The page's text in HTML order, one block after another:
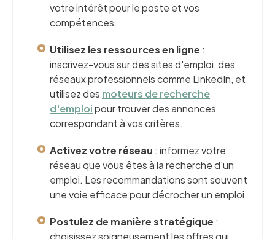
votre intérêt pour le poste et vos
compétences.
Utilisez les ressources en ligne :
inscrivez-vous sur des sites d'emploi, des
réseaux professionnels comme LinkedIn, et
utilisez des moteurs de recherche
d'emploipour trouver des annonces
correspondant à vos critères.
Activez votre réseau : informez votre
réseau que vous êtes à la recherche d'un
emploi. Les recommandations sont souvent
une voie efficace pour décrocher un emploi.
Postulez de manière stratégique :
choisissez soigneusement les offres qui